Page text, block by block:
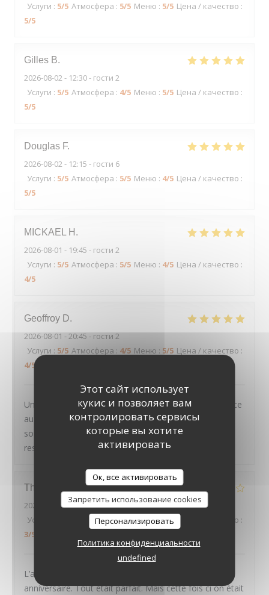
Этот сайт использует
кукис и позволяет вам
контролировать сервисы
которые вы хотите
активировать
Ок, все активировать
Запретить использование cookies
Персонализировать
Политика конфиденциальности
undefined
Услуги : 5/5 Атмосфера : 5/5 Меню : 5/5 Цена / качество :
5/5
Gilles B
2026-08-02 - 12:30 - гости 2
Услуги : 5/5 Атмосфера : 4/5 Меню : 5/5 Цена / качество :
5/5
Douglas F
2026-08-02 - 12:15 - гости 6
Услуги : 5/5 Атмосфера : 5/5 Меню : 4/5 Цена / качество :
5/5
MICKAEL H
2026-08-01 - 19:45 - гости 2
Услуги : 5/5 Атмосфера : 5/5 Меню : 4/5 Цена / качество :
4/5
Geoffroy D
2026-08-01- 20:45 - гости 2
Услуги : 5/5 Атмосфера : 4/5 Меню : 5/5 Цена / качество :
4/5
Un très joli cadre, des plats tous excellents et un service
aux petits oignons : nous avons passé une excellente
soirée, et recommandons chaleureusement ce
restaurant
Thierry
2026-07-30- 20:00 - гости 2
Услуги
Атмосфера:4/5 Меню: 2/5 Цена / качество :
3/5
L’année dernière en Avril on était la pour mon
anniversaire. Tout était parfait. Mais cette fois ci on était
LE PAVILLON DE BAILLY